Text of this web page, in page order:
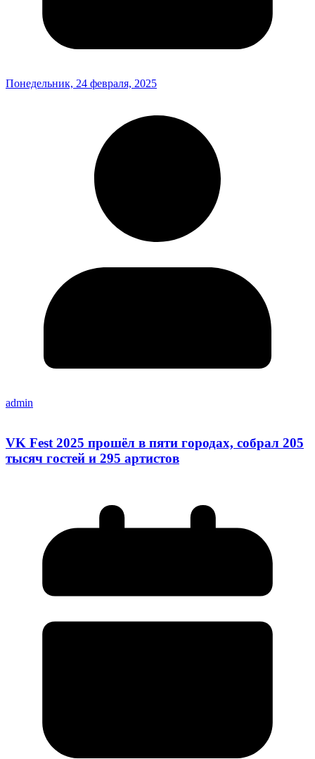
Понедельник, 24 февраля, 2025
admin
VK Fest 2025 прошёл в пяти городах, собрал 205
тысяч гостей и 295 артистов